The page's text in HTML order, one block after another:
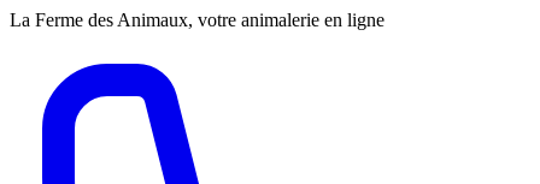
La Ferme des Animaux, votre animalerie en ligne